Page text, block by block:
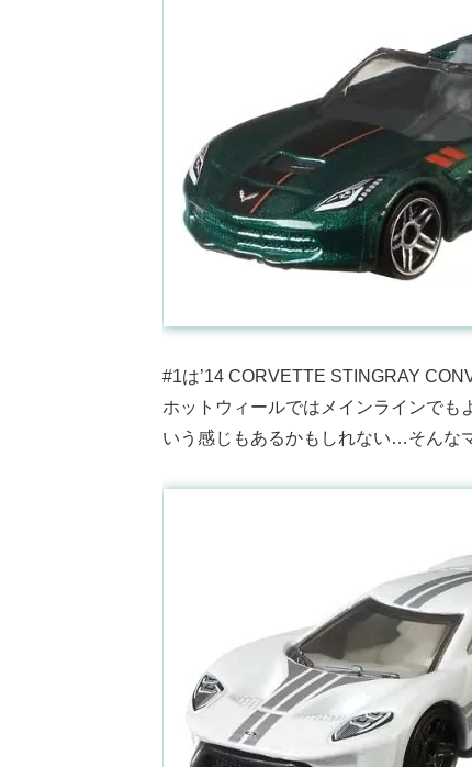
#1は’14 CORVETTE STINGRAY
ホットウィールではメインラインでも
いう感じもあるかもしれない…そんな